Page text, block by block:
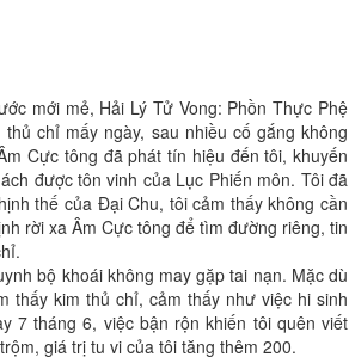
mới mẻ, Hải Lý Tử Vong: Phồn Thực Phệ
chỉ mấy ngày, sau nhiều cố gắng không
Cực tông đã phát tín hiệu đến tôi, khuyến
được tôn vinh của Lục Phiến môn. Tôi đã
thế của Đại Chu, tôi cảm thấy không cần
rời xa Âm Cực tông để tìm đường riêng, tin
bộ khoái không may gặp tai nạn. Mặc dù
thấy kim thủ chỉ, cảm thấy như việc hi sinh
7 tháng 6, việc bận rộn khiến tôi quên viết
giá trị tu vi của tôi tăng thêm 200.